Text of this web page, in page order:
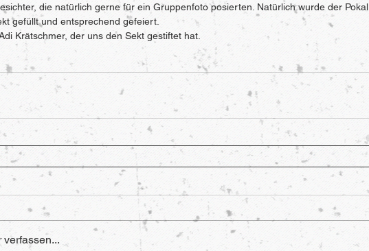
die natürlich gerne für ein Gruppenfoto posierten. Natürlich wurde der Pokal
gefüllt und entsprechend gefeiert.
Krätschmer, der uns den Sekt gestiftet hat.
verfassen...